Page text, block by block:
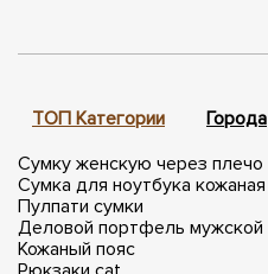
ТОП Категории Города
Сумку женскую через плечо
Сумка для ноутбука кожаная
Пулпати сумки
Деловой портфель мужской
Кожаный пояс